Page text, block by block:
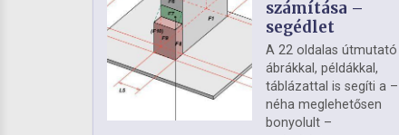
számítása –
segédlet
A 22 oldalas útmutató
ábrákkal, példákkal,
táblázattal is segíti a –
néha meglehetősen
bonyolult –